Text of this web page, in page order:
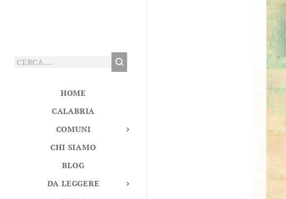
HOME
CALABRIA
COMUNI
CHI SIAMO
BLOG
DA LEGGERE